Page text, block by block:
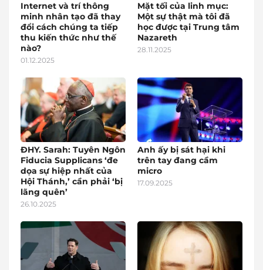
Internet và trí thông
minh nhân tạo đã thay
đổi cách chúng ta tiếp
thu kiến thức như thế
nào?
01.12.2025
Mặt tối của linh mục:
Một sự thật mà tôi đã
học được tại Trung tâm
Nazareth
28.11.2025
ĐHY. Sarah: Tuyên Ngôn
Fiducia Supplicans ‘đe
dọa sự hiệp nhất của
Hội Thánh,’ cần phải ‘bị
lãng quên’
26.10.2025
Anh ấy bị sát hại khi
trên tay đang cầm
micro
17.09.2025